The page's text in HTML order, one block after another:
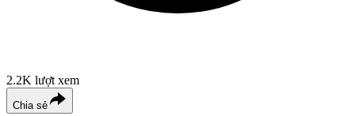
2.2K lượt xem
Chia sẻ